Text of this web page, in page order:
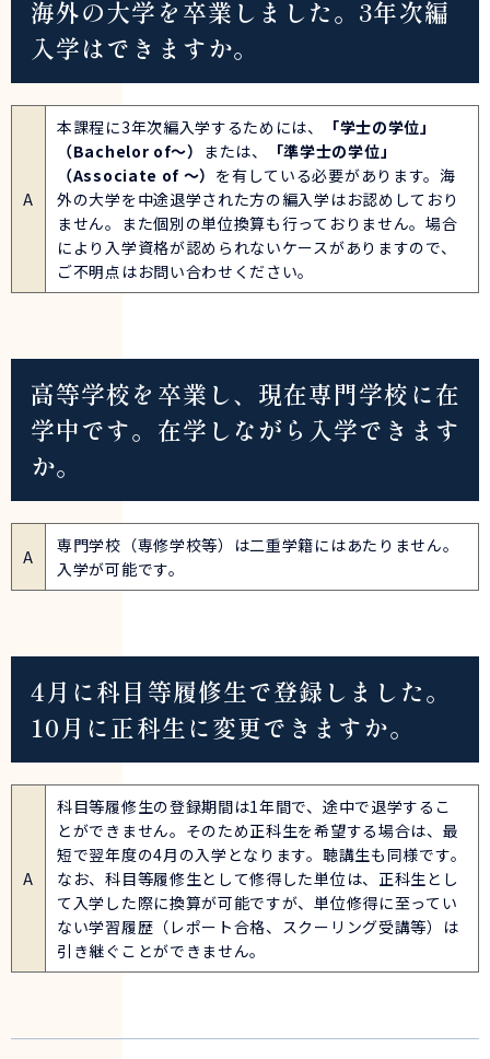
海外の大学を卒業しました。3年次編
入学はできますか。
A
本課程に3年次編入学するためには、
「学士の学位」
（Bachelor of～） または、
「準学士の学位」
（Associate of ～） を有している必要があります。海
外の大学を中途退学された方の編入学はお認めしており
ません。また個別の単位換算も行っておりません。場合
により入学資格が認められないケースがありますので、
ご不明点はお問い合わせください。
高等学校を卒業し、現在専門学校に在
学中です。在学しながら入学できます
か。
A
専門学校（専修学校等）は二重学籍にはあたりません。
入学が可能です。
4月に科目等履修生で登録しました。
10月に正科生に変更できますか。
A
科目等履修生の登録期間は1年間で、途中で退学するこ
とができません。そのため正科生を希望する場合は、最
短で翌年度の4月の入学となります。聴講生も同様です。
なお、科目等履修生として修得した単位は、正科生とし
て入学した際に換算が可能ですが、単位修得に至ってい
ない学習履歴（レポート合格、スクーリング受講等）は
引き継ぐことができません。